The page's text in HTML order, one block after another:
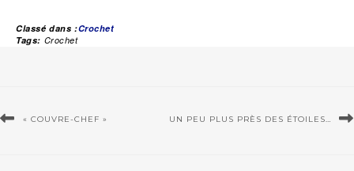
Classé dans :Crochet
Tags: Crochet
« COUVRE-CHEF » UN PEU PLUS PRÈS DES ÉTOILES…